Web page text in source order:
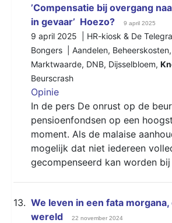
’Compensatie bij overgang
in gevaar’ Hoezo?
9 april 2025
9 april 2025 | HR-kiosk & De
Bongers | Aandelen, Beheerskosten,
Marktwaarde, DNB, Dijsselbloem,
Beurscrash
Opinie
In de pers De onrust op de
pensioenfondsen op een
moment. Als de malaise
mogelijk dat niet iedereen
gecompenseerd kan worden bij
13. We leven in een fata
wereld
22 november 2024